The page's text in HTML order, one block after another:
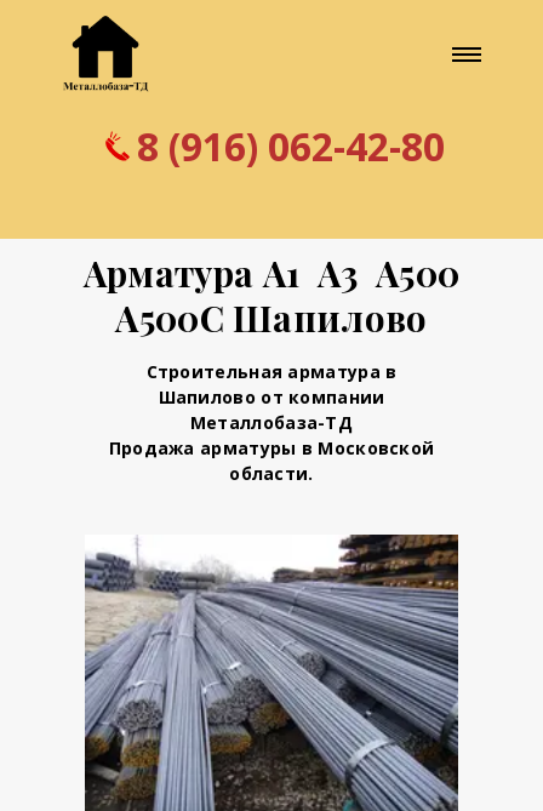
8 (916) 062-42-80
Арматура А1 А3 А500
А500С Шапилово
Строительная арматура в
Шапилово от компании
Металлобаза-ТД
Продажа арматуры в Московской
области.